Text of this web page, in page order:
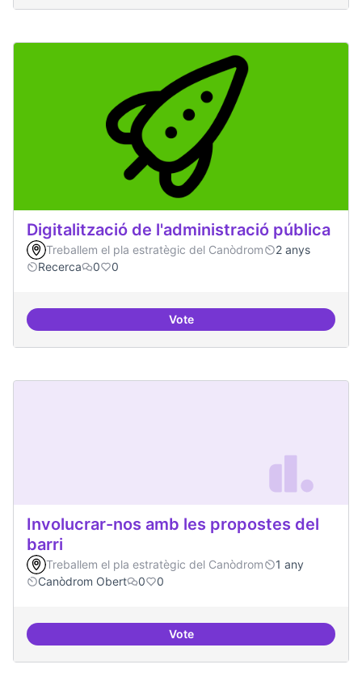
Digitalització de l'administració pública
Treballem el pla estratègic del Canòdrom
2 anys
Recerca
0 0
VoteDigitalització de l'administració
Involucrar-nos amb les propostes del
barri
Treballem el pla estratègic del Canòdrom
1 any
Canòdrom Obert
0 0
VoteInvolucrar-nos amb les